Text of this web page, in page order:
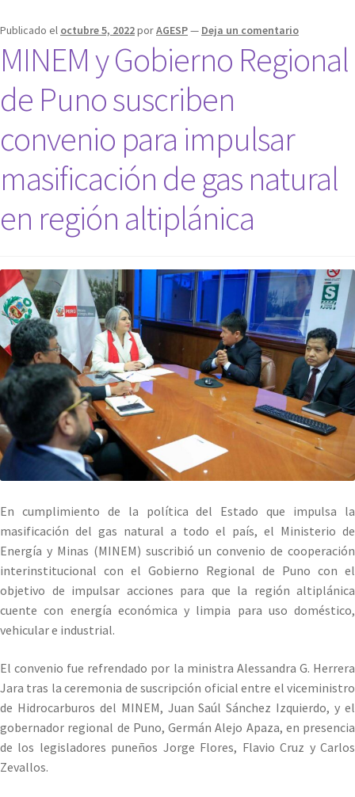
Publicado el octubre 5, 2022porAGESP— Deja un comentario
MINEM y Gobierno Regional
de Puno suscriben
convenio para impulsar
masificación de gas natural
en región altiplánica
En cumplimiento de la política del Estado que impulsa la
masificación del gas natural a todo el país, el Ministerio de
Energía y Minas (MINEM) suscribió un convenio de cooperación
interinstitucional con el Gobierno Regional de Puno con el
objetivo de impulsar acciones para que la región altiplánica
cuente con energía económica y limpia para uso doméstico,
vehicular e industrial.
El convenio fue refrendado por la ministra Alessandra G. Herrera
Jara tras la ceremonia de suscripción oficial entre el viceministro
de Hidrocarburos del MINEM, Juan Saúl Sánchez Izquierdo, y el
gobernador regional de Puno, Germán Alejo Apaza, en presencia
de los legisladores puneños Jorge Flores, Flavio Cruz y Carlos
Zevallos.